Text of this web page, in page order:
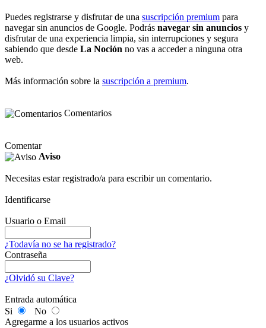
Puedes registrarse y disfrutar de una suscripción premium para
navegar sin anuncios de Google. Podrás navegar sin anuncios y
disfrutar de una experiencia limpia, sin interrupciones y segura
sabiendo que desde La Noción no vas a acceder a ninguna otra
web.
Más información sobre la suscripción a premium.
Comentarios
Comentar
Aviso
Necesitas estar registrado/a para escribir un comentario.
Identificarse
Usuario o Email
¿Todavía no se ha registrado?
Contraseña
¿Olvidó su Clave?
Entrada automática
Si
No
Agregarme a los usuarios activos